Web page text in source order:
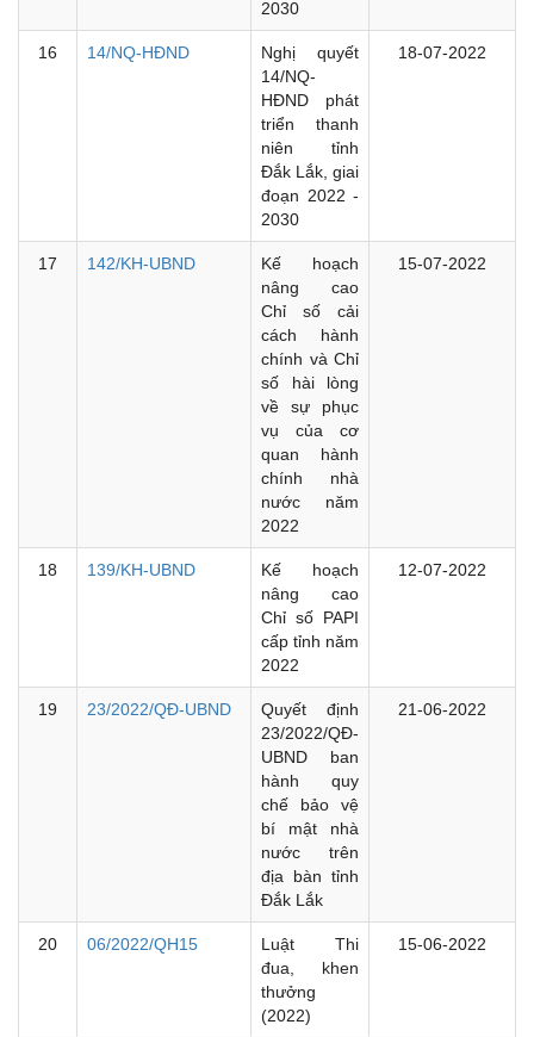
2030
16 14/NQ-HĐND
Nghị quyết
14/NQ-
HĐND phát
triển thanh
niên tỉnh
Đắk Lắk, giai
đoạn 2022 -
2030
18-07-2022
17 142/KH-UBND
Kế hoạch
nâng cao
Chỉ số cải
cách hành
chính và Chỉ
số hài lòng
về sự phục
vụ của cơ
quan hành
chính nhà
nước năm
2022
15-07-2022
18 139/KH-UBND
Kế hoạch
nâng cao
Chỉ số PAPI
cấp tỉnh năm
2022
12-07-2022
19 23/2022/QĐ-UBND
Quyết định
23/2022/QĐ-
UBND ban
hành quy
chế bảo vệ
bí mật nhà
nước trên
địa bàn tỉnh
Đắk Lắk
21-06-2022
20 06/2022/QH15
Luật Thi
đua, khen
thưởng
(2022)
15-06-2022